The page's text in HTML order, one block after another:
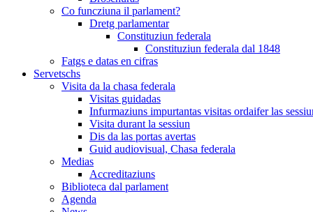
Co funcziuna il parlament?
Dretg parlamentar
Constituziun federala
Constituziun federala dal 1848
Fatgs e datas en cifras
Servetschs
Visita da la chasa federala
Visitas guidadas
Infurmaziuns impurtantas visitas ordaifer las
Visita durant la sessiun
Dis da las portas avertas
Guid audiovisual, Chasa federala
Medias
Accreditaziuns
Biblioteca dal parlament
Agenda